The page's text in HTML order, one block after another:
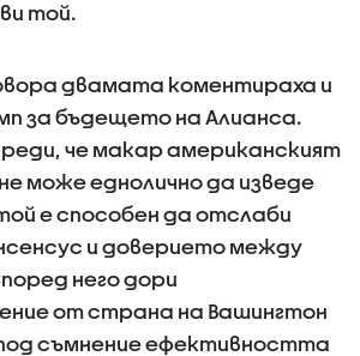
той.
двамата коментираха и
за бъдещето на Алианса.
че макар американският
може еднолично да изведе
е способен да отслаби
и доверието между
него дори
от страна на Вашингтон
съмнение ефективността